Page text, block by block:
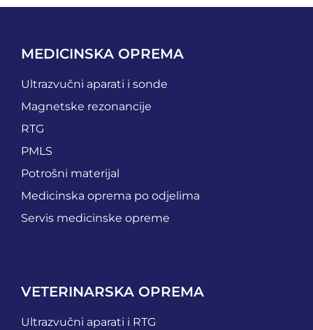
MEDICINSKA OPREMA
Ultrazvučni aparati i sonde
Magnetske rezonancije
RTG
PMLS
Potrošni materijal
Medicinska oprema po odjelima
Servis medicinske opreme
VETERINARSKA OPREMA
Ultrazvučni aparati i RTG